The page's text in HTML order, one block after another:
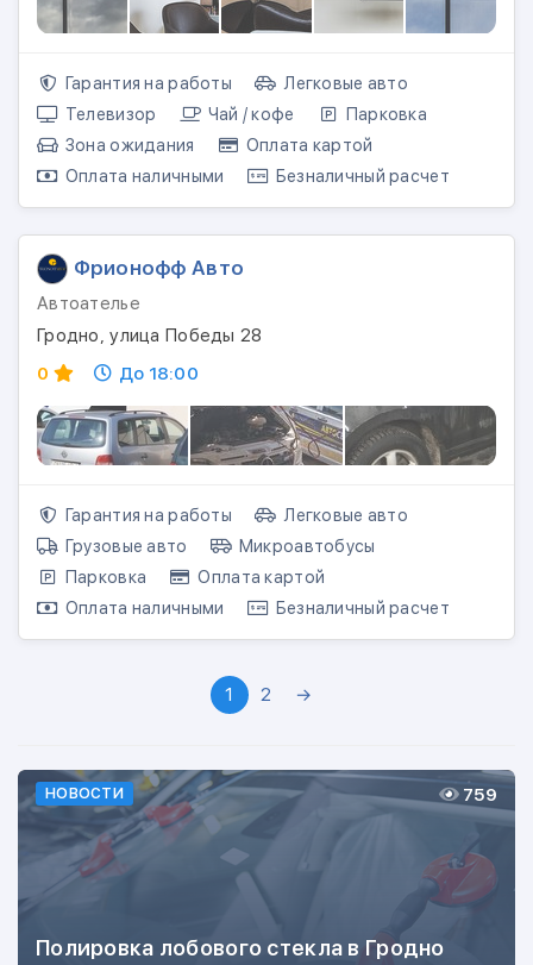
Гарантия на работы
Легковые авто
Телевизор
Чай / кофе
Парковка
Зона ожидания
Оплата картой
Оплата наличными
Безналичный расчет
Фрионофф Авто
Автоателье
Гродно, улица Победы 28
0
До 18:00
Гарантия на работы
Легковые авто
Грузовые авто
Микроавтобусы
Парковка
Оплата картой
Оплата наличными
Безналичный расчет
1 2 →
НОВОСТИ
Полировка лобового стекла в Гродно
759